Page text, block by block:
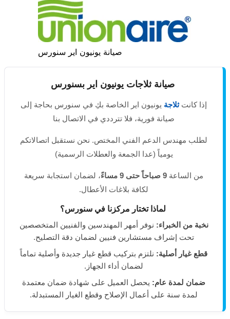
صيانة يونيون اير سنورس
صيانة ثلاجات يونيون اير بسنورس
إذا كانتثلاجة يونيون اير الخاصة بكِ في سنورس بحاجة إلى
صيانة فورية، فلا تترددي في الاتصال بنا
لطلب مهندس الدعم الفني المختص. نحن نستقبل اتصالاتكم
يومياً (عدا الجمعة والعطلات الرسمية)
من الساعة 9 صباحاً حتى 9 مساءً
، لضمان استجابة سريعة
لكافة بلاغات الأعطال.
لماذا تختار مركزنا في سنورس؟
نخبة من الخبراء: نوفر أمهر المهندسين والفنيين المتخصصين
تحت إشراف مستشارين فنيين لضمان دقة التصليح.
قطع غيار أصلية: نلتزم بتركيب قطع غيار جديدة وأصلية تماماً
لضمان أداء الجهاز.
ضمان لمدة عام: يحصل العميل على شهادة ضمان معتمدة
لمدة سنة على أعمال الإصلاح وقطع الغيار المستبدلة.